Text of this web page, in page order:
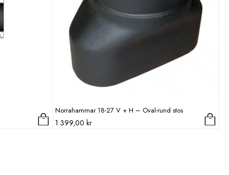
Norrahammar 18-27 V + H – Oval-rund stos
1 399,00 kr